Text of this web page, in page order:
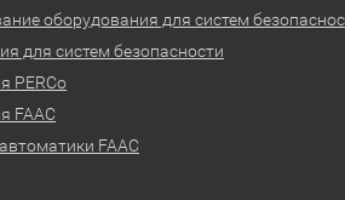
оборудования для систем
для систем безопасности
PERCo
FAAC
FAAC